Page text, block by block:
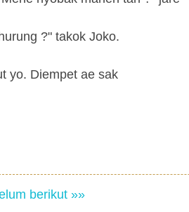
?" takok Joko.
yo. Diempet ae sak
berikut »»